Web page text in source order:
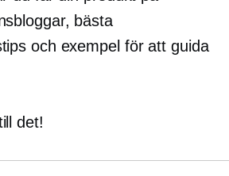
bästa
och exempel för att guida
det!